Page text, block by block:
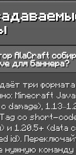
AlaCraft
для баннера?
три
Minecraft
damage),
со short-
и 1.20.5+ (data
id).
нужную